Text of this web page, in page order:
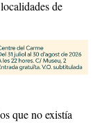
de
que no existía